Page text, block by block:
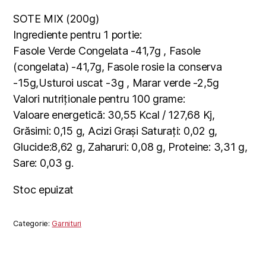
SOTE MIX (200g)
Ingrediente pentru 1 portie:
Fasole Verde Congelata -41,7g , Fasole
(congelata) -41,7g, Fasole rosie la conserva
-15g,Usturoi uscat -3g , Marar verde -2,5g
Valori nutriționale pentru 100 grame:
Valoare energetică: 30,55 Kcal / 127,68 Kj,
Grăsimi: 0,15 g, Acizi Grași Saturați: 0,02 g,
Glucide:8,62 g, Zaharuri: 0,08 g, Proteine: 3,31 g,
Sare: 0,03 g.
Stoc epuizat
Categorie: Garnituri